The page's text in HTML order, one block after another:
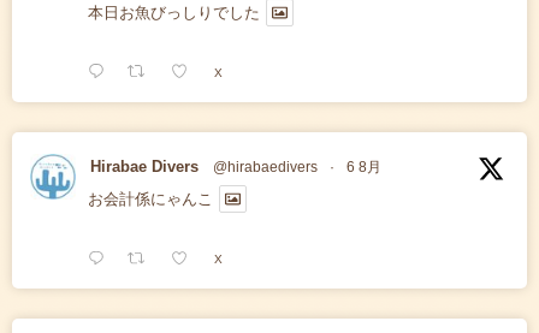
本日お魚びっしりでした
X
Hirabae Divers @hirabaedivers · 6 8月
お会計係にゃんこ
X